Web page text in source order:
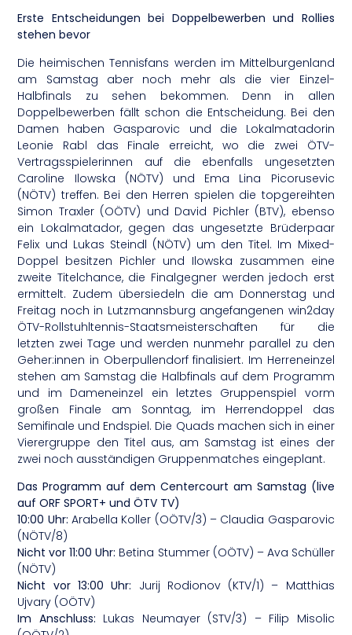
Erste Entscheidungen bei Doppelbewerben und Rollies
stehen bevor
Die heimischen Tennisfans werden im Mittelburgenland
am Samstag aber noch mehr als die vier Einzel-
Halbfinals zu sehen bekommen. Denn in allen
Doppelbewerben fällt schon die Entscheidung. Bei den
Damen haben Gasparovic und die Lokalmatadorin
Leonie Rabl das Finale erreicht, wo die zwei ÖTV-
Vertragsspielerinnen auf die ebenfalls ungesetzten
Caroline Ilowska (NÖTV) und Ema Lina Picorusevic
(NÖTV) treffen. Bei den Herren spielen die topgereihten
Simon Traxler (OÖTV) und David Pichler (BTV), ebenso
ein Lokalmatador, gegen das ungesetzte Brüderpaar
Felix und Lukas Steindl (NÖTV) um den Titel. Im Mixed-
Doppel besitzen Pichler und Ilowska zusammen eine
zweite Titelchance, die Finalgegner werden jedoch erst
ermittelt. Zudem übersiedeln die am Donnerstag und
Freitag noch in Lutzmannsburg angefangenen win2day
ÖTV-Rollstuhltennis-Staatsmeisterschaften für die
letzten zwei Tage und werden nunmehr parallel zu den
Geher:innen in Oberpullendorf finalisiert. Im Herreneinzel
stehen am Samstag die Halbfinals auf dem Programm
und im Dameneinzel ein letztes Gruppenspiel vorm
großen Finale am Sonntag, im Herrendoppel das
Semifinale und Endspiel. Die Quads machen sich in einer
Vierergruppe den Titel aus, am Samstag ist eines der
zwei noch ausständigen Gruppenmatches eingeplant.
Das Programm auf dem Centercourt am Samstag (live
auf ORF SPORT+ und ÖTV TV)
10:00 Uhr: Arabella Koller (OÖTV/3) – Claudia Gasparovic
(NÖTV/8)
Nicht vor 11:00 Uhr: Betina Stummer (OÖTV) – Ava Schüller
(NÖTV)
Nicht vor 13:00 Uhr: Jurij Rodionov (KTV/1) – Matthias
Ujvary (OÖTV)
Im Anschluss: Lukas Neumayer (STV/3) – Filip Misolic